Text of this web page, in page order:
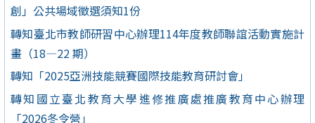
創」公共場域徵選須知1份
轉知臺北市教師研習中心辦理114年度教師聯誼活動實施計
畫（18—22 期）
轉知「2025亞洲技能競賽國際技能教育研討會」
轉知國立臺北教育大學進修推廣處推廣教育中心辦理
「2026冬令營」